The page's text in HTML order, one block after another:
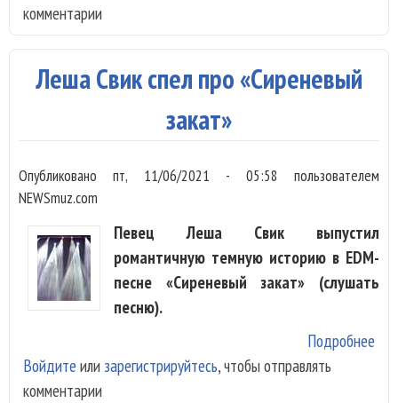
комментарии
Леша Свик спел про «Сиреневый
закат»
Опубликованопт, 11/06/2021 - 05:58 пользователем
NEWSmuz.com
Певец Леша Свик выпустил
романтичную темную историю в EDM-
песне «Сиреневый закат» (слушать
песню).
Подробнее
Войдите или зарегистрируйтесь, чтобы отправлять
комментарии